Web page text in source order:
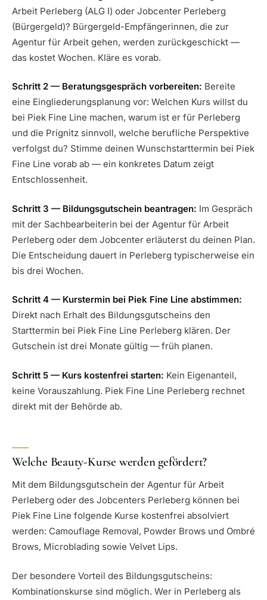
Arbeit Perleberg (ALG I) oder Jobcenter Perleberg
(Bürgergeld)? Bürgergeld-Empfängerinnen, die zur
Agentur für Arbeit gehen, werden zurückgeschickt —
das kostet Wochen. Kläre es vorab.
Schritt 2 — Beratungsgespräch vorbereiten: Bereite
eine Eingliederungsplanung vor: Welchen Kurs willst du
bei Piek Fine Line machen, warum ist er für Perleberg
und die Prignitz sinnvoll, welche berufliche Perspektive
verfolgst du? Stimme deinen Wunschstarttermin bei Piek
Fine Line vorab ab — ein konkretes Datum zeigt
Entschlossenheit.
Schritt 3 — Bildungsgutschein beantragen: Im Gespräch
mit der Sachbearbeiterin bei der Agentur für Arbeit
Perleberg oder dem Jobcenter erläuterst du deinen Plan.
Die Entscheidung dauert in Perleberg typischerweise ein
bis drei Wochen.
Schritt 4 — Kurstermin bei Piek Fine Line abstimmen:
Direkt nach Erhalt des Bildungsgutscheins den
Starttermin bei Piek Fine Line Perleberg klären. Der
Gutschein ist drei Monate gültig — früh planen.
Schritt 5 — Kurs kostenfrei starten: Kein Eigenanteil,
keine Vorauszahlung. Piek Fine Line Perleberg rechnet
direkt mit der Behörde ab.
Welche Beauty-Kurse werden gefördert?
Mit dem Bildungsgutschein der Agentur für Arbeit
Perleberg oder des Jobcenters Perleberg können bei
Piek Fine Line folgende Kurse kostenfrei absolviert
werden: Camouflage Removal, Powder Brows und Ombré
Brows, Microblading sowie Velvet Lips.
Der besondere Vorteil des Bildungsgutscheins:
Kombinationskurse sind möglich. Wer in Perleberg als